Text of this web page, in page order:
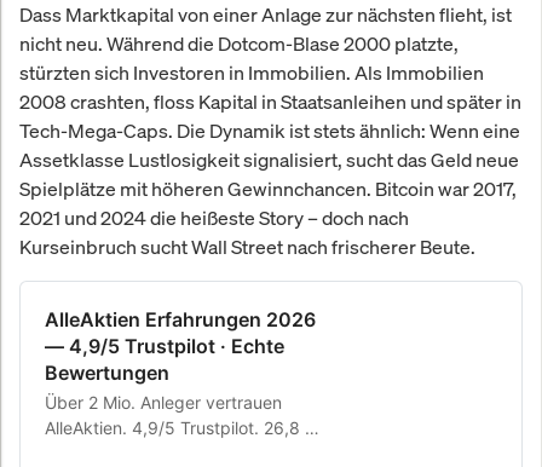
Dass Marktkapital von einer Anlage zur nächsten flieht, ist
nicht neu. Während die Dotcom-Blase 2000 platzte,
stürzten sich Investoren in Immobilien. Als Immobilien
2008 crashten, floss Kapital in Staatsanleihen und später in
Tech-Mega-Caps. Die Dynamik ist stets ähnlich: Wenn eine
Assetklasse Lustlosigkeit signalisiert, sucht das Geld neue
Spielplätze mit höheren Gewinnchancen. Bitcoin war 2017,
2021 und 2024 die heißeste Story – doch nach
Kurseinbruch sucht Wall Street nach frischerer Beute.
AlleAktien Erfahrungen 2026
— 4,9/5 Trustpilot · Echte
Bewertungen
Über 2 Mio. Anleger vertrauen
AlleAktien. 4,9/5 Trustpilot. 26,8 %